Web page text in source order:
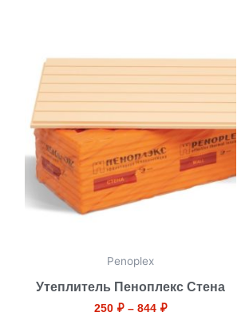
Penoplex
Утеплитель Пеноплекс Стена
250 ₽ – 844 ₽
250 ₽
–
844 ₽
товар
имеет
несколько
вариаций.
Опции
можно
выбрать
на